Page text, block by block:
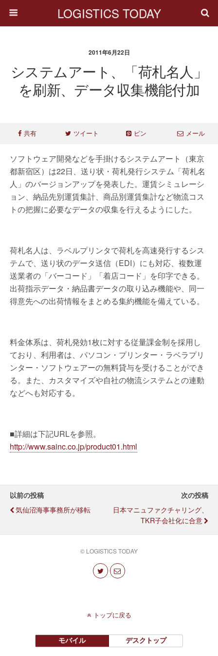
LOGISTICS TODAY
2011年6月22日
システムアート、「荷札名人」
を刷新、データ収集機能付加
共有 ツイート ピン メール
ソフトウェア開発などを手掛けるシステムアート（東京
都新宿区）は22日、送り状・荷札発行システム「荷札名
人」のバージョンアップを発表した。運賃シミュレーシ
ョン、納品先別運賃集計、商品別運賃集計など物流コス
トの把握に必要なデータの収集を行えるようにした。
荷札名人は、ラベルプリンタで荷札を高速発行するシス
テムで、送り状のデータ送信（EDI）にも対応、複数運
送業者の「バーコード」「着店コード」を印字できる。
出荷指示データ・納品書データの取り込み機能や、同一
得意先への出荷情報をまとめる集約機能を備えている。
料金体系は、荷札発効1枚に対する従量課金制を採用し
ており、利用者は、パソコン・プリンター・ラベラプリ
ンター・ソフトウェアーの無料貸与を受けることができ
る。また、カスタマイズや自社の物流システムとの連動
などへも対応する。
■詳細は下記URLを参照。
http://www.sainc.co.jp/product01.html
以前の投稿
気仙沼海事事務所が移転
次の投稿
日本マニュファクチャリング、
TKR子会社化に合意
© LOGISTICS TODAY
トップに戻る
モバイル デスクトップ